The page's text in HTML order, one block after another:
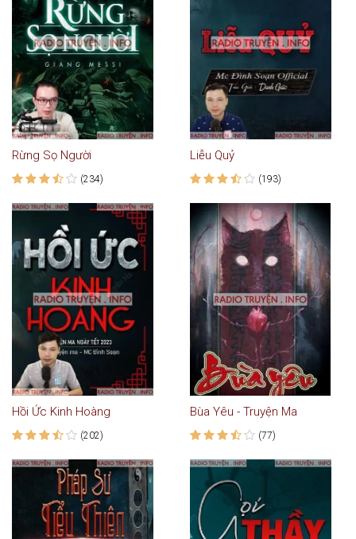
Rừng Sọ Người
(234)
Liễu Quỷ
(193)
Hồi Ức Kinh Hoàng
(202)
Bùa Yêu - Truyện Ma
(77)